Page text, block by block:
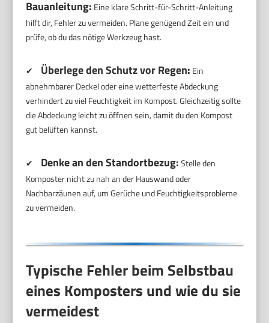
Bauanleitung: Eine klare Schritt-für-Schritt-Anleitung
hilft dir, Fehler zu vermeiden. Plane genügend Zeit ein und
prüfe, ob du das nötige Werkzeug hast.
✔ Überlege den Schutz vor Regen: Ein
abnehmbarer Deckel oder eine wetterfeste Abdeckung
verhindert zu viel Feuchtigkeit im Kompost. Gleichzeitig sollte
die Abdeckung leicht zu öffnen sein, damit du den Kompost
gut belüften kannst.
✔ Denke an den Standortbezug:Stelle den
Komposter nicht zu nah an der Hauswand oder
Nachbarzäunen auf, um Gerüche und Feuchtigkeitsprobleme
zu vermeiden.
Typische Fehler beim Selbstbau
eines Komposters und wie du sie
vermeidest